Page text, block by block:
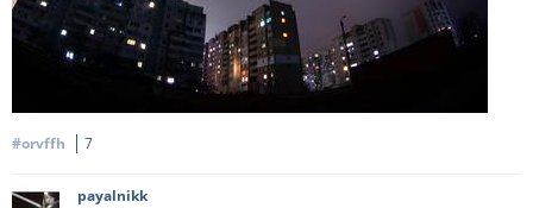
#orvffh 7
payalnikk